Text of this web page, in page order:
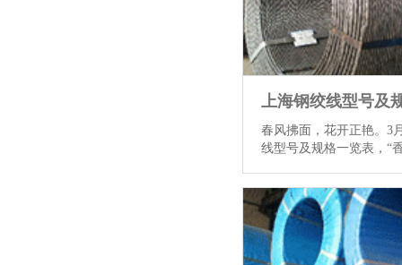
春风拂面，花开正艳。3
线型号及规格一览表，“
赴场春日文旅盛宴。 时
景区内，万余株郁金香
似火，黄的明媚细心，
主，紫的典雅清幽。成